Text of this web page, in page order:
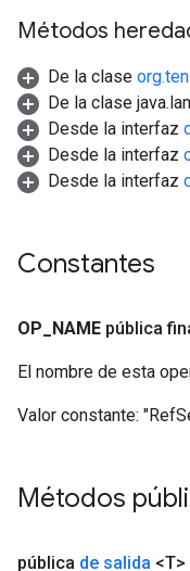
Métodos
De la clase
De la clase
Desde la interfaz
Desde la interfaz
Desde la interfaz
Constantes
OP NAME pública
El nombre de esta
Valor constante:
Métodos
pública de salida <T>